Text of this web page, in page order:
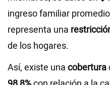
ingreso familiar
representa una
de los hogares.
Así, existe una cobertura